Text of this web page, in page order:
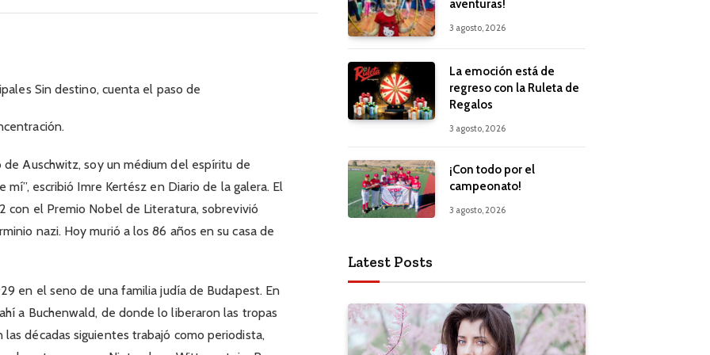
Sin destino, cuenta el paso de
de Auschwitz, soy un médium del espíritu de
escribió Imre Kertész en Diario de la galera. El
con el Premio Nobel de Literatura, sobrevivió
nazi. Hoy murió a los 86 años en su casa de
en el seno de una familia judía de Budapest. En
a Buchenwald, de donde lo liberaron las tropas
décadas siguientes trabajó como periodista,
aventuras!
3 agosto, 2026
La emoción está de
regreso con la Ruleta de
Regalos
3 agosto, 2026
¡Con todo por el
campeonato!
3 agosto, 2026
Latest Posts